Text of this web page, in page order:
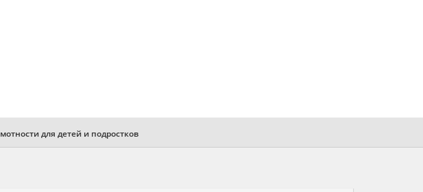
для детей и подростков